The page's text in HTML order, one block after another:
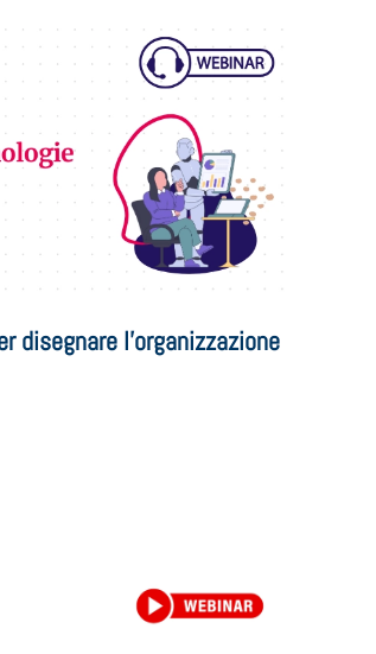
disegnare l’organizzazione